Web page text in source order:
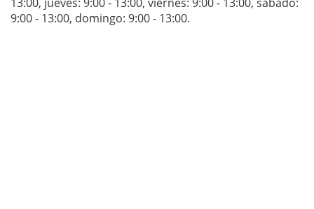
9:00 - 13:00, domingo: 9:00 - 13:00.